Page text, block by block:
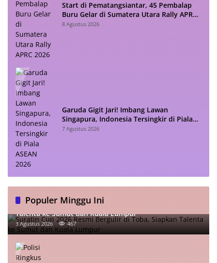
Start di Pematangsiantar, 45 Pembalap
Buru Gelar di Sumatera Utara Rally APRC
2026
8 Agustus 2026
Garuda Gigit Jari! Imbang Lawan
Singapura, Indonesia Tersingkir di Piala
ASEAN 2026
7 Agustus 2026
Populer Minggu Ini
Suratin Cup 2026 Resmi Bergulir di Toba, Siapkan
Talenta ke Sumut dan Kuala Lumpur
3 Agustus 2026 467